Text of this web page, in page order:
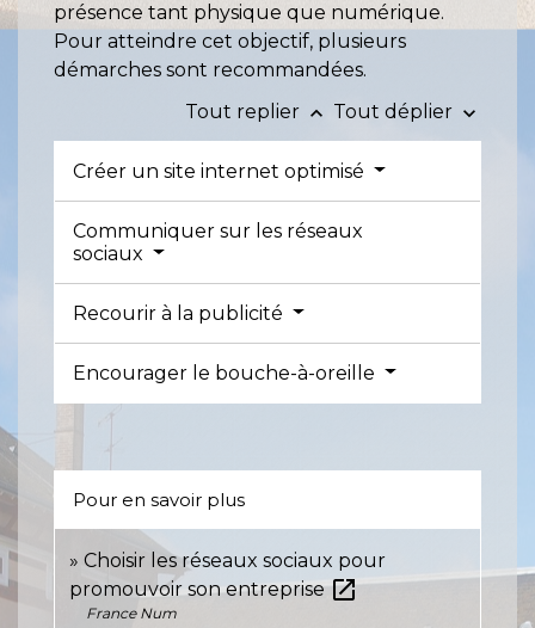
présence tant physique que numérique.
Pour atteindre cet objectif, plusieurs
démarches sont recommandées.
Tout replier keyboard_arrow_up Tout déplier keyboard_arrow_down
Créer un site internet optimisé
Communiquer sur les réseaux
sociaux
Recourir à la publicité
Encourager le bouche-à-oreille
Pour en savoir plus
Choisir les réseaux sociaux pour
promouvoir son entrepriseopen_in_new
France Num